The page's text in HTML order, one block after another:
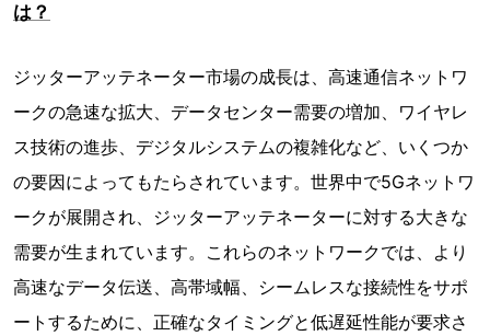
は？
ジッターアッテネーター市場の成長は、高速通信ネットワ
ークの急速な拡大、データセンター需要の増加、ワイヤレ
ス技術の進歩、デジタルシステムの複雑化など、いくつか
の要因によってもたらされています。世界中で5Gネットワ
ークが展開され、ジッターアッテネーターに対する大きな
需要が生まれています。これらのネットワークでは、より
高速なデータ伝送、高帯域幅、シームレスな接続性をサポ
ートするために、正確なタイミングと低遅延性能が要求さ